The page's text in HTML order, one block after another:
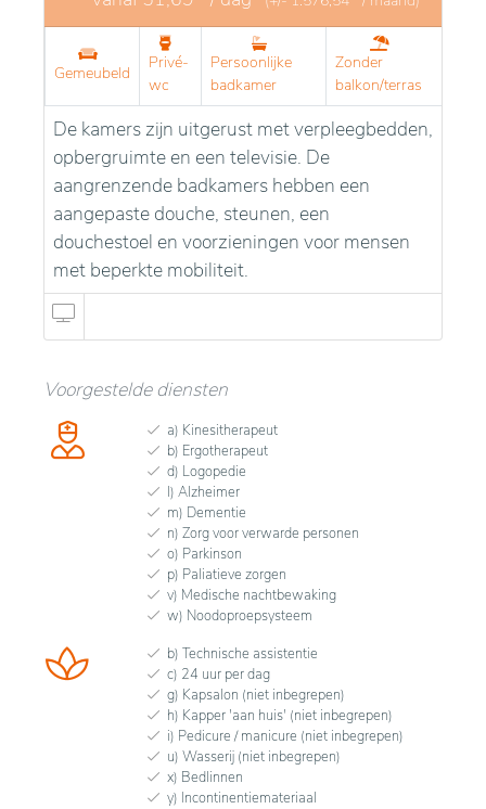
Gemeubeld
Privé-
wc
Persoonlijke
badkamer
Zonder
balkon/terras
De kamers zijn uitgerust met verpleegbedden,
opbergruimte en een televisie. De
aangrenzende badkamers hebben een
aangepaste douche, steunen, een
douchestoel en voorzieningen voor mensen
met beperkte mobiliteit.
Voorgestelde diensten
a) Kinesitherapeut
b) Ergotherapeut
d) Logopedie
l) Alzheimer
m) Dementie
n) Zorg voor verwarde personen
o) Parkinson
p) Paliatieve zorgen
v) Medische nachtbewaking
w) Noodoproepsysteem
b) Technische assistentie
c) 24 uur per dag
g) Kapsalon (niet inbegrepen)
h) Kapper 'aan huis' (niet inbegrepen)
i) Pedicure / manicure (niet inbegrepen)
u) Wasserij (niet inbegrepen)
x) Bedlinnen
y) Incontinentiemateriaal